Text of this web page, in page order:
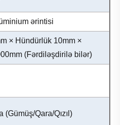
ərintisi
× Hündürlük 10mm ×
(Fərdiləşdirilə bilər)
(Gümüş/Qara/Qızıl)